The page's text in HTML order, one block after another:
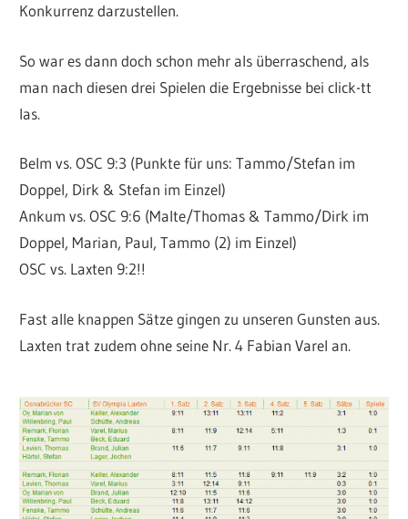
Konkurrenz darzustellen.
So war es dann doch schon mehr als überraschend, als
man nach diesen drei Spielen die Ergebnisse bei click-tt
las.
Belm vs. OSC 9:3 (Punkte für uns: Tammo/Stefan im
Doppel, Dirk & Stefan im Einzel)
Ankum vs. OSC 9:6 (Malte/Thomas & Tammo/Dirk im
Doppel, Marian, Paul, Tammo (2) im Einzel)
OSC vs. Laxten 9:2!!
Fast alle knappen Sätze gingen zu unseren Gunsten aus.
Laxten trat zudem ohne seine Nr. 4 Fabian Varel an.